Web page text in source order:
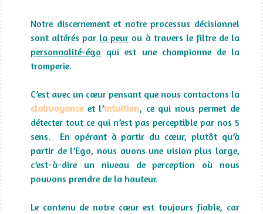
Notre discernement et notre processus décisionnel
sont altérés par la peur ou à travers le filtre de la
personnalité-égo qui est une championne de la
tromperie.
C’est avec un cœur pensant que nous contactons la
clairvoyanceet l’intuition, ce qui nous permet de
détecter tout ce qui n’est pas perceptible par nos 5
sens. En opérant à partir du cœur, plutôt qu’à
partir de l’Ego, nous avons une vision plus large,
c’est-à-dire un niveau de perception où nous
pouvons prendre de la hauteur.
Le contenu de notre cœur est toujours fiable, car